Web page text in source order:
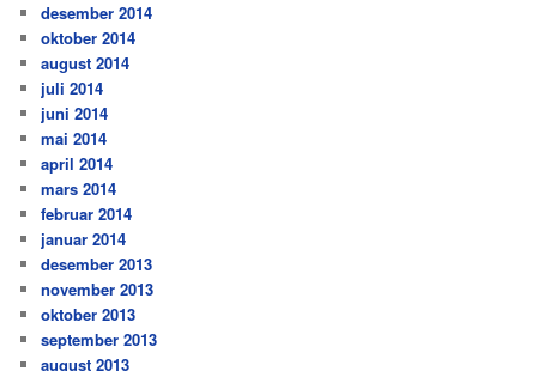
desember 2014
oktober 2014
august 2014
juli 2014
juni 2014
mai 2014
april 2014
mars 2014
februar 2014
januar 2014
desember 2013
november 2013
oktober 2013
september 2013
august 2013